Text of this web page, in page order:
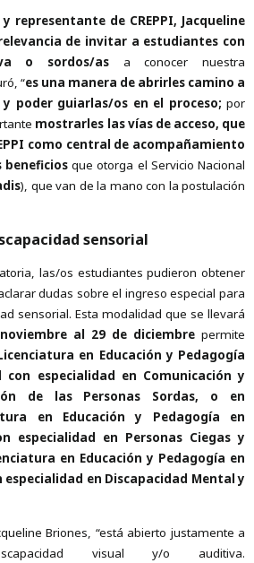
representante de CREPPI, Jacqueline
de invitar a estudiantes con
o sordos/as a conocer nuestra
“es una manera de abrirles camino a
poder guiarlas/os en el proceso; por
mostrarles las vías de acceso, que
como central de acompañamiento
beneficiosque otorga el Servicio Nacional
), que van de la mano con la postulación
sensorial
las/os estudiantes pudieron obtener
dudas sobre el ingreso especial para
sensorial. Esta modalidad que se llevará
al 29 de diciembre permite
en Educación y Pedagogía
con especialidad en Comunicación y
de las Personas Sordas, o en
en Educación y Pedagogía en
especialidad en Personas Ciegas y
en Educación y Pedagogía en
especialidad en Discapacidad Mental y
Briones, “está abierto justamente a
visual y/o auditiva.